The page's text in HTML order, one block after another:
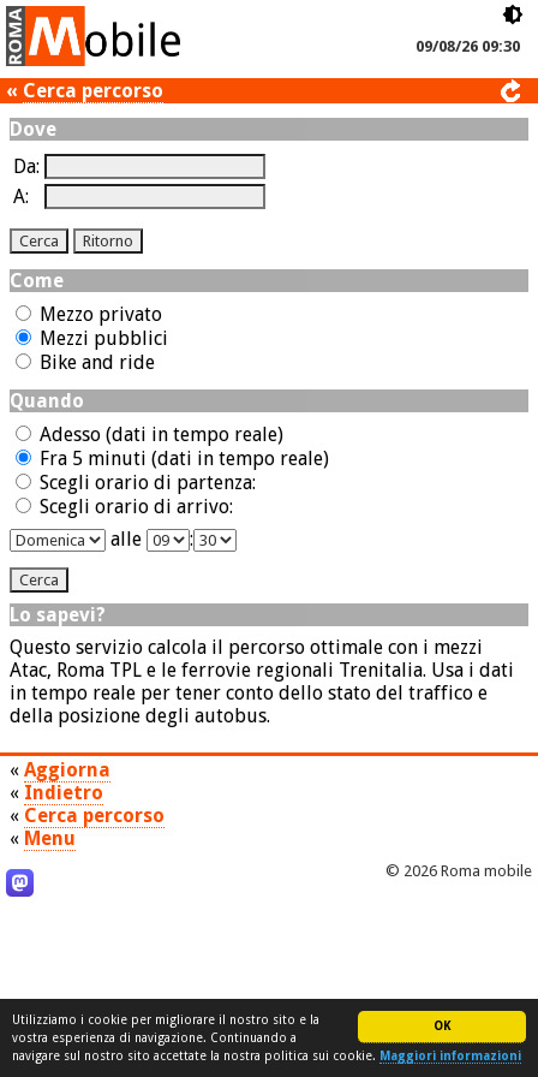
OK
Utilizziamo i cookie per migliorare il nostro sito e la
vostra esperienza di navigazione. Continuando a
navigare sul nostro sito accettate la nostra politica sui cookie. Maggiori informazioni
09/08/26 09:30
« Cerca percorso
Dove
Da:
A:
Come
Mezzo privato
Mezzi pubblici
Bike and ride
Quando
Adesso (dati in tempo reale)
Fra 5 minuti (dati in tempo reale)
Scegli orario di partenza:
Scegli orario di arrivo:
alle
:
Lo sapevi?
Questo servizio calcola il percorso ottimale con i mezzi
Atac, Roma TPL e le ferrovie regionali Trenitalia. Usa i dati
in tempo reale per tener conto dello stato del traffico e
della posizione degli autobus.
« Aggiorna
« Indietro
« Cerca percorso
« Menu
© 2026 Roma mobile